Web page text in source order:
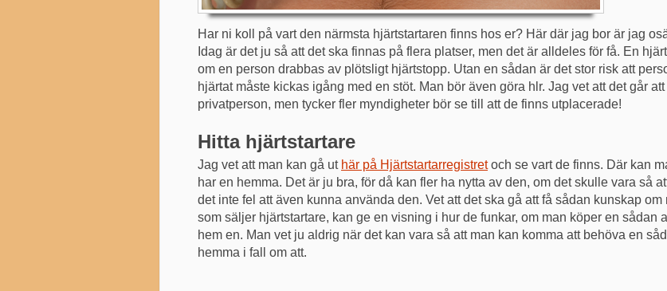
Har ni koll på vart den närmsta hjärtstartaren finns hos er? Här där jag bor är jag
Idag är det ju så att det ska finnas på flera platser, men det är alldeles för få. En
om en person drabbas av plötsligt hjärtstopp. Utan en sådan är det stor risk att
hjärtat måste kickas igång med en stöt. Man bör även göra hlr. Jag vet att det går
privatperson, men tycker fler myndigheter bör se till att de finns utplacerade!
Hitta hjärtstartare
Jag vet att man kan gå ut här på Hjärtstartarregistretoch se vart de finns. Där kan
har en hemma. Det är ju bra, för då kan fler ha nytta av den, om det skulle vara så
det inte fel att även kunna använda den. Vet att det ska gå att få sådan kunskap
som säljer hjärtstartare, kan ge en visning i hur de funkar, om man köper en sådan
hem en. Man vet ju aldrig när det kan vara så att man kan komma att behöva en
hemma i fall om att.